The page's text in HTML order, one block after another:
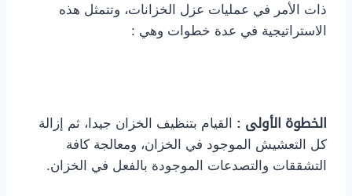
ذات الأمر في عمليات عزل الخزانات، وتتمثل هذه
الاستراتيجية في عدة خطوات وهي :
الخطوة الأولى : القيام بتنظيف الخزان جيدا، ثم إزالة
كل التعشيش الموجود في الخزان، ومعالجة كافة
التشققات والتصدعات الموجودة بالفعل في الخزان.